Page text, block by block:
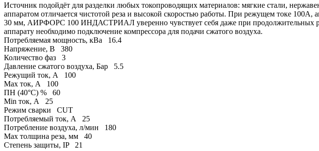
Источник подойдёт для разделки любых токопроводящих материалов: мягкие стали,
аппаратом отличается чистотой реза и высокой скоростью работы. При режущем токе
30 мм, АИРФОРС 100 ИНДАСТРИАЛ уверенно чувствует себя даже при продолжительных
аппарату необходимо подключение компрессора для подачи сжатого воздуха.
Потребляемая мощность, кВа
16.4
Напряжение, В
380
Количество фаз
3
Давление сжатого воздуха, Бар
5.5
Режущий ток, А
100
Max ток, А
100
ПН (40°C) %
60
Min ток, А
25
Режим сварки
CUT
Потребляемый ток, А
25
Потребление воздуха, л/мин
180
Max толщина реза, мм
40
Степень защиты, IP
21